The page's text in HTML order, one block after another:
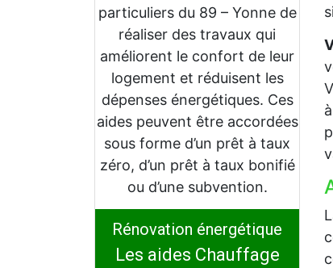
particuliers du 89 – Yonne de
réaliser des travaux qui
améliorent le confort de leur
logement et réduisent les
dépenses énergétiques. Ces
aides peuvent être accordées
sous forme d’un prêt à taux
zéro, d’un prêt à taux bonifié
ou d’une subvention.
Rénovation énergétique
Les aides Chauffage